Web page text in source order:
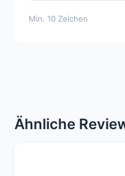
Min. 10 Zeichen
Ähnliche